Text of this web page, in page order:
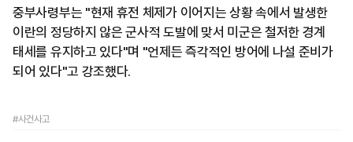
중부사령부는 "현재 휴전 체제가 이어지는 상황 속에서 발생한
이란의 정당하지 않은 군사적 도발에 맞서 미군은 철저한 경계
태세를 유지하고 있다"며 "언제든 즉각적인 방어에 나설 준비가
되어 있다"고 강조했다.
#사건사고